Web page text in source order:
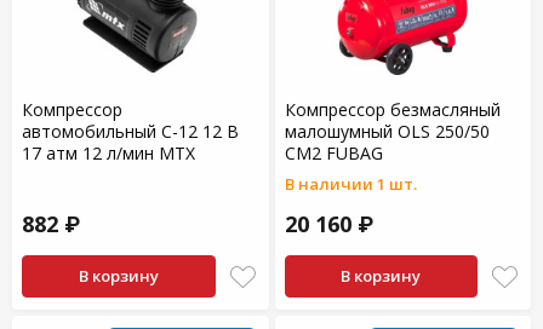
Компрессор
автомобильный С-12 12 В
17 атм 12 л/мин MTX
882 ₽
В корзину
Компрессор безмасляный
малошумный OLS 250/50
CM2 FUBAG
В наличии 1 шт.
20 160 ₽
В корзину